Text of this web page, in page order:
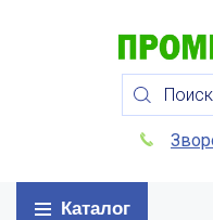
Каталог